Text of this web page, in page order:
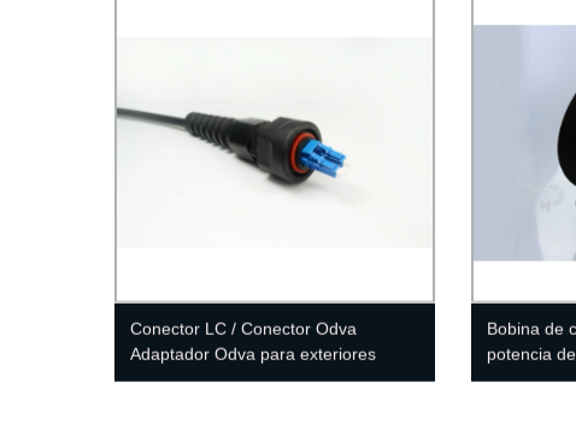
Conector LC / Conector Odva
Adaptador Odva para exteriores
Bobina de
potencia